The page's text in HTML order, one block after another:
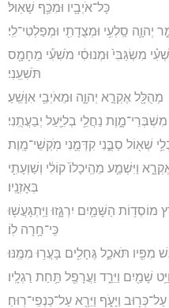
כָּל־אֹיְבָ֖יו וּמִכַּ֥ף שָׁאֽוּל׃
יְהוָ֛ה סַֽלְעִ֥י וּמְצֻדָתִ֖י וּמְפַלְטִי־לִֽי׃
מִשְׂגַּבִּי֙ וּמְנוּסִ֔י מֹשִׁעִ֕י מֵחָמָ֖ס
תֹּשִׁעֵֽנִי׃
מְהֻלָּ֖ל אֶקְרָ֣א יְהוָ֑ה וּמֵאֹיְבַ֖י אִוָּשֵֽׁעַ׃
נַחֲלֵ֥י בְלִיַּ֖עַל יְבַעֲתֻֽנִי׃
שְׁא֖וֹל סַבֻּ֑נִי קִדְּמֻ֖נִי מֹֽקְשֵׁי־מָֽוֶת׃
וַיִּשְׁמַ֤ע מֵהֵֽיכָלוֹ֙ קוֹלִ֔י וְשַׁוְעָתִ֖י
בְּאָזְנָֽיו׃
הַשָּׁמַ֖יִם יִרְגָּ֑זוּ וַיִּֽתְגָּעֲשׁ֖וּ
כִּֽי־חָ֥רָה לֽוֹ׃
מִפִּ֖יו תֹּאכֵ֑ל גֶּחָלִ֖ים בָּעֲר֥וּ מִמֶּֽנּוּ׃
וַיֵּ֥ט שָׁמַ֖יִם וַיֵּרַ֑ד וַעֲרָפֶ֖ל תַּ֥חַת רַגְלָֽיו׃
עַל־כְּר֖וּב וַיָּעֹ֑ף וַיֵּרָ֖א עַל־כַּנְפֵי־רֽוּחַ׃